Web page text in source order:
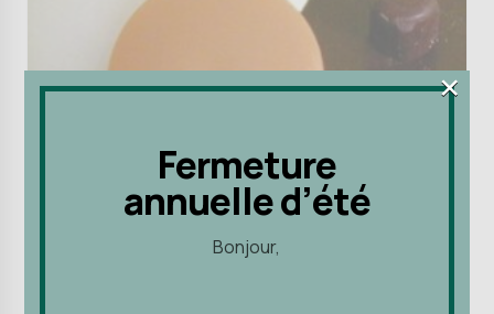
Injection du bois Matériel d'application
Fermeture
annuelle d’été
Bonjour,
×
Fermeture
annuelle d’été
Bonjour,
×